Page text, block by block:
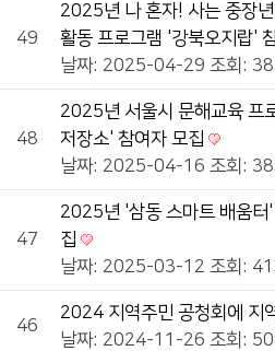
49
2025년 나 혼자! 사는 중장
활동 프로그램 '강북오지랍'
날짜: 2025-04-29 조회:
48
2025년 서울시 문해교육 프
저장소' 참여자 모집
날짜: 2025-04-16 조회:
47
2025년 '삼동 스마트 배움터
집
날짜: 2025-03-12 조회:
46
2024 지역주민 공청회에 지
날짜: 2024-11-26 조회: